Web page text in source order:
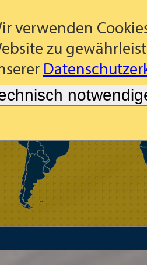
verwenden
zu